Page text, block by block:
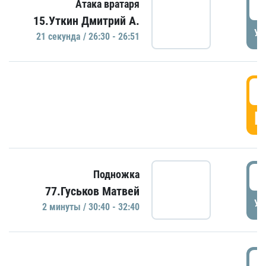
Атака вратаря
15.Уткин Дмитрий А.
21 секундa / 26:30 - 26:51
Подножка
77.Гуськов Матвей
2 минуты / 30:40 - 32:40